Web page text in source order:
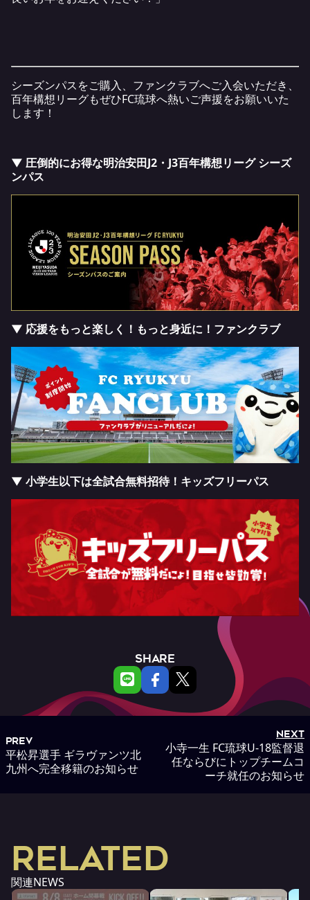
シーズンパスをご購入、ファンクラブへご入会いただき、
百年構想リーグもぜひFC琉球へ熱いご声援をお願いいた
します！
▼ 圧倒的にお得な明治安田J2・J3百年構想リーグ シーズ
ンパス
▼ 応援をもっと楽しく！もっと身近に！ファンクラブ
▼ 小学生以下は全試合無料招待！キッズフリーパス
SHARE
PREV
平松昇選手 ギラヴァンツ北
九州へ完全移籍のお知らせ
NEXT
小寺一生 FC琉球U-18監督退
任ならびにトップチームコ
ーチ就任のお知らせ
RELATED
関連NEWS